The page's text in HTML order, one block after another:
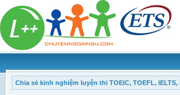
Chia sẻ kinh nghiệm luyện thi TOEIC, TOEFL, IELTS,